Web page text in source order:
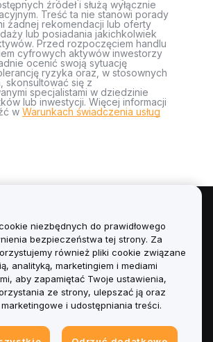
źródeł i służą wyłącznie
Treść ta nie stanowi porady
żadnej rekomendacji lub oferty
lub posiadania jakichkolwiek
Przed rozpoczęciem handlu
cyfrowych aktywów inwestorzy
ocenić swoją sytuację
ryzyka oraz, w stosownych
skonsultować się z
specjalistami w dziedzinie
lub inwestycji. Więcej informacji
w Warunkach świadczenia usług
niezbędnych do prawidłowego
bezpieczeństwa tej strony. Za
również pliki cookie związane
analityką, marketingiem i mediami
aby zapamiętać Twoje ustawienia,
ze strony, ulepszać ją oraz
i udostępniania treści.